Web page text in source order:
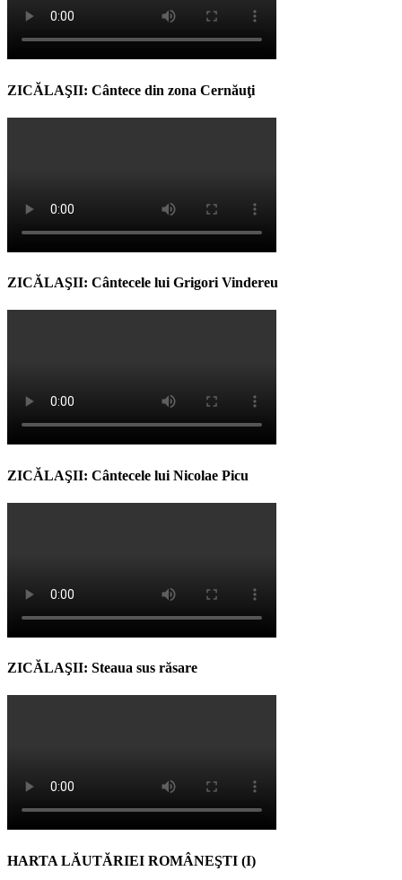
ZICĂLAŞII: Cântece din zona Cernăuţi
ZICĂLAŞII: Cântecele lui Grigori Vindereu
ZICĂLAŞII: Cântecele lui Nicolae Picu
ZICĂLAŞII: Steaua sus răsare
HARTA LĂUTĂRIEI ROMÂNEŞTI (I)